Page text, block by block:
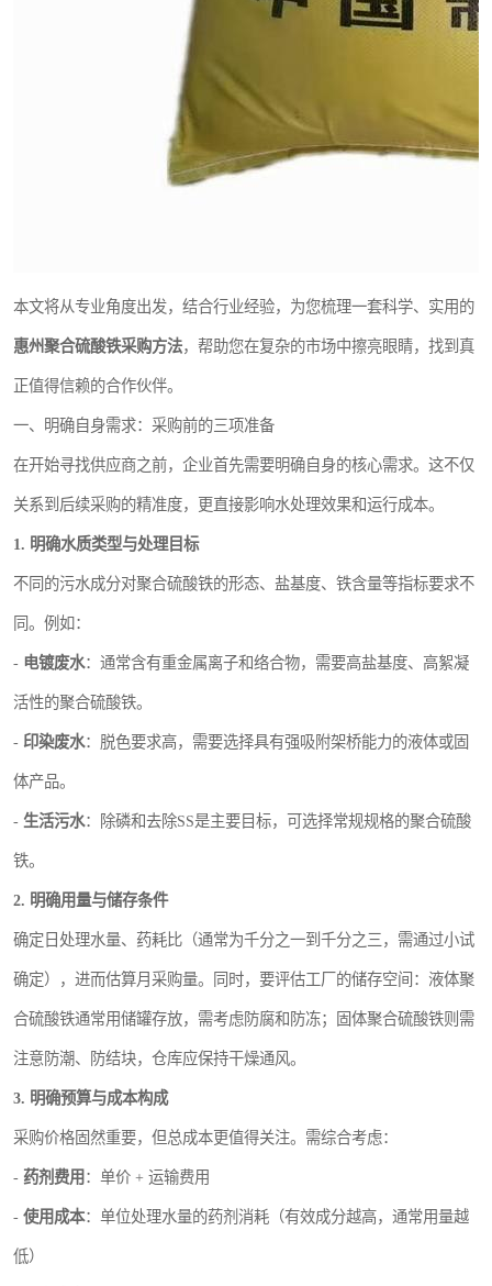
本文将从专业角度出发，结合行业经验，为您梳理一套科学、实用的
惠州聚合硫酸铁采购方法，帮助您在复杂的市场中擦亮眼睛，找到真
正值得信赖的合作伙伴。
一、明确自身需求：采购前的三项准备
在开始寻找供应商之前，企业首先需要明确自身的核心需求。这不仅
关系到后续采购的精准度，更直接影响水处理效果和运行成本。
1. 明确水质类型与处理目标
不同的污水成分对聚合硫酸铁的形态、盐基度、铁含量等指标要求不
同。例如：
- 电镀废水：通常含有重金属离子和络合物，需要高盐基度、高絮凝
活性的聚合硫酸铁。
- 印染废水：脱色要求高，需要选择具有强吸附架桥能力的液体或固
体产品。
- 生活污水：除磷和去除SS是主要目标，可选择常规规格的聚合硫酸
铁。
2. 明确用量与储存条件
确定日处理水量、药耗比（通常为千分之一到千分之三，需通过小试
确定），进而估算月采购量。同时，要评估工厂的储存空间：液体聚
合硫酸铁通常用储罐存放，需考虑防腐和防冻；固体聚合硫酸铁则需
注意防潮、防结块，仓库应保持干燥通风。
3. 明确预算与成本构成
采购价格固然重要，但总成本更值得关注。需综合考虑：
- 药剂费用 ：单价 + 运输费用
- 使用成本：单位处理水量的药剂消耗（有效成分越高，通常用量越
低）